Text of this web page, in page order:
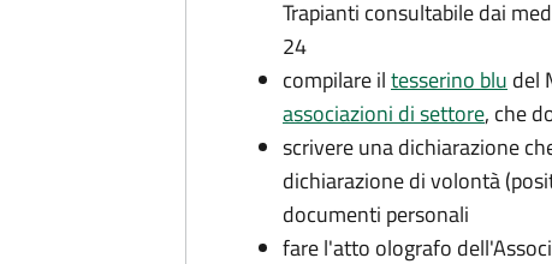
Trapianti consultabile dai
24
compilare iltesserino blu del
associazioni di settore, che
scrivere una dichiarazione
dichiarazione di volontà
documenti personali
fare l'atto olografo